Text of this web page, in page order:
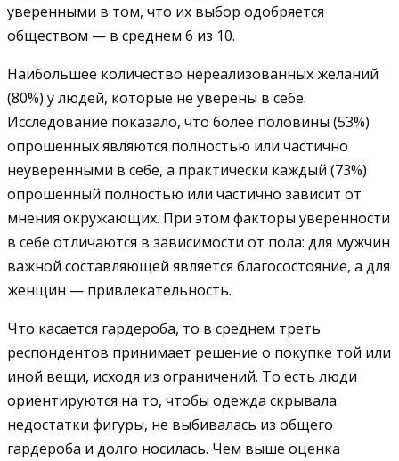
уверенными в том, что их выбор одобряется
обществом — в среднем 6 из 10.
Наибольшее количество нереализованных желаний
(80%) у людей, которые не уверены в себе.
Исследование показало, что более половины (53%)
опрошенных являются полностью или частично
неуверенными в себе, а практически каждый (73%)
опрошенный полностью или частично зависит от
мнения окружающих. При этом факторы уверенности
в себе отличаются в зависимости от пола: для мужчин
важной составляющей является благосостояние, а для
женщин — привлекательность.
Что касается гардероба, то в среднем треть
респондентов принимает решение о покупке той или
иной вещи, исходя из ограничений. То есть люди
ориентируются на то, чтобы одежда скрывала
недостатки фигуры, не выбивалась из общего
гардероба и долго носилась. Чем выше оценка